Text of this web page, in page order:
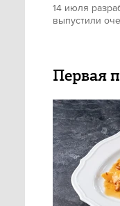
14 июля
выпустили
Первая